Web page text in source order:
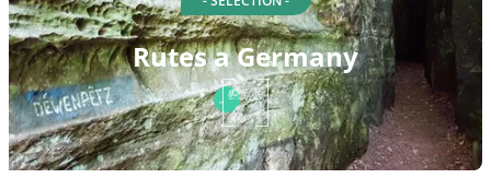
Rutes a Germany